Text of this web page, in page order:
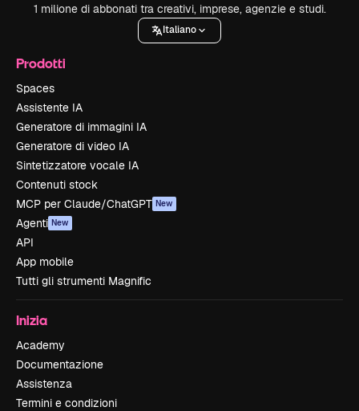
1 milione di abbonati tra creativi, imprese, agenzie e studi.
Italiano
Prodotti
Spaces
Assistente IA
Generatore di immagini IA
Generatore di video IA
Sintetizzatore vocale IA
Contenuti stock
MCP per Claude/ChatGPT New
Agenti New
API
App mobile
Tutti gli strumenti Magnific
Inizia
Academy
Documentazione
Assistenza
Termini e condizioni